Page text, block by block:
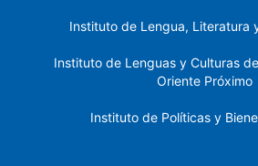
Instituto de Lengua, Literatura
Instituto de Lenguas y Culturas
Oriente Próximo
Instituto de Políticas y